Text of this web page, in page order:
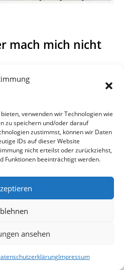
verwenden wir Technologien wie
zu speichern und/oder darauf
zustimmst, können wir Daten
IDs auf dieser Website
nicht erteilst oder zurückziehst,
Funktionen beeinträchtigt werden.
ansehen
Impressum
mach mich nicht
der parlamentarischen
Ant-
das
den
eine konkrete Antwort. Die
die hier
wurden, haben wir und sicher